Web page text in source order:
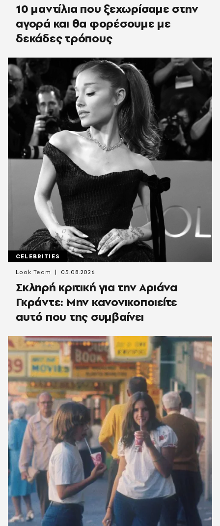
10 μαντίλια που ξεχωρίσαμε στην
αγορά και θα φορέσουμε με
δεκάδες τρόπους
CELEBRITIES
Σκληρή κριτική για την Αριάνα
Γκράντε: Μην κανονικοποιείτε
αυτό που της συμβαίνει
Look Team 05.08.2026